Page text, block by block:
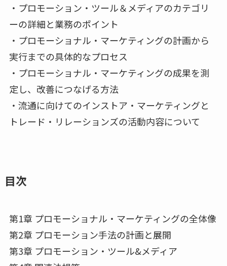
・プロモーション・ツール＆メディアのカテゴリ
ーの詳細と業務のポイント
・プロモーショナル・マーケティングの計画から
実行までの具体的なプロセス
・プロモーショナル・マーケティングの成果を測
定し、改善につなげる方法
・流通に向けてのインストア・マーケティングと
トレード・リレーションズの活動内容について
目次
第1章 プロモーショナル・マーケティングの全体像
第2章 プロモーション手法の計画と展開
第3章 プロモーション・ツール&メディア